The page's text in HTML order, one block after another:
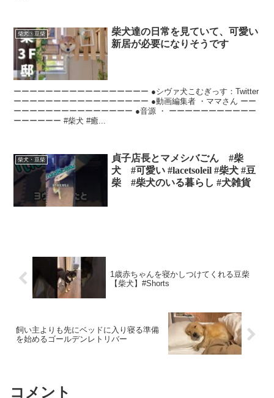
柴犬・豆柴
柴犬達の日常を見ていて、可愛い
新居が必要になりそうです
ーーーーーーーーーーーーーーーーー ●シヴァ犬こむぎっす：Twitter
ーーーーーーーーーーーーーーーーー ●動画編集者 ・ママさん ーー
ーーーーーーーーーーーーーーー ●音源 ・ ーーーーーーーーーーー
ーーーーーー #柴犬 #癒...
柴犬・豆柴
貞子店長とマメシバごん #柴
犬 #可愛い #lacetsoleil #柴犬 #豆
柴 #柴犬のいる暮らし #犬雑貨
1歳赤ちゃんを寝かしつけてくれる豆柴
【柴犬】#Shorts
飼い主よりも先にベッドに入り寝る準備
を始めるゴールデンレトリバー
コメント